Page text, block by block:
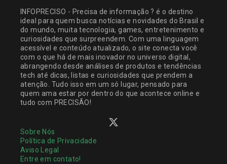
INFOPRECISO - Precisa de informação ? é o destino
ideal para quem busca notícias e novidades do Brasil e
do mundo, muita tecnologia, games, entretenimento e
curiosidades que surpreendem. Com uma linguagem
acessível e conteúdo atualizado, o site conecta você
com o que há de mais inovador no universo digital,
abrangendo desde análises de produtos e tendências
tech até dicas, listas e curiosidades que prendem a
atenção. Tudo isso em um só lugar, pensado para
quem ama estar por dentro do que acontece online e
tudo com PRECISÃO!
Sobre Nós
Política de Privacidade
Aviso Legal
Entre em contato!